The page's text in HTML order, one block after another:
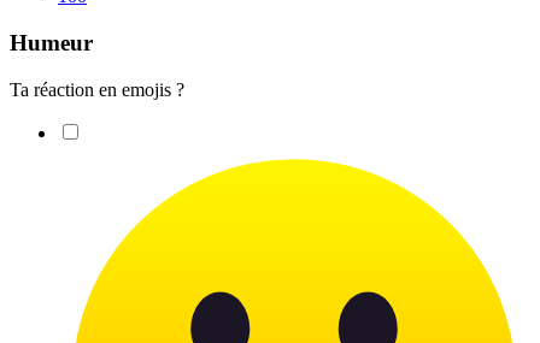
Humeur
Ta réaction en emojis ?